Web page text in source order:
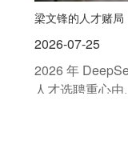
梁文锋的人才赌局
2026-07-25
2026 年
人才选聘重心由